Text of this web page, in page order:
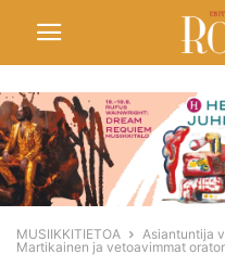
MUSIIKKITIETOA Asiantuntija
Martikainen ja vetoavimmat